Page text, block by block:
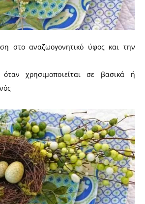
στο αναζωογονητικό ύφος και την
χρησιμοποιείται σε βασικά ή